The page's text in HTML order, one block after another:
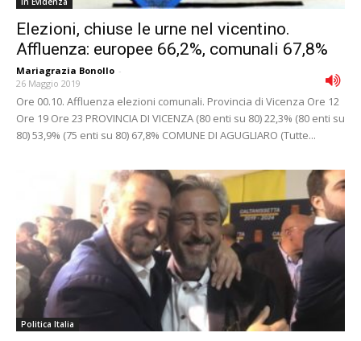
Elezioni, chiuse le urne nel vicentino.
Affluenza: europee 66,2%, comunali 67,8%
Mariagrazia Bonollo -
26 Maggio 2019
Ore 00.10. Affluenza elezioni comunali. Provincia di Vicenza Ore 12
Ore 19 Ore 23 PROVINCIA DI VICENZA (80 enti su 80) 22,3% (80 enti su
80) 53,9% (75 enti su 80) 67,8% COMUNE DI AGUGLIARO (Tutte...
Politica Italia